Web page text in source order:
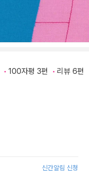
100자평 3편 리뷰 6편
신간알림 신청